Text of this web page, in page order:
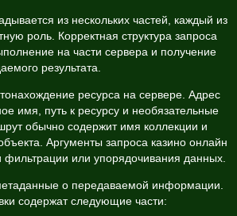
из нескольких частей, каждый из
роль. Корректная структура запроса
на части сервера и получение
результата.
ресурса на сервере. Адрес
имя, путь к ресурсу и необязательные
обычно содержит имя коллекции и
Аргументы запроса казино онлайн
фильтрации или упорядочивания данных.
о передаваемой информации.
содержат следующие части: